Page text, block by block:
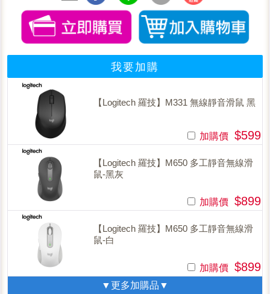
我要加購
【Logitech 羅技】M331 無線靜音滑鼠 黑
加購價 $599
【Logitech 羅技】M650 多工靜音無線滑
鼠-黑灰
加購價 $899
【Logitech 羅技】M650 多工靜音無線滑
鼠-白
加購價 $899
▼更多加購品▼